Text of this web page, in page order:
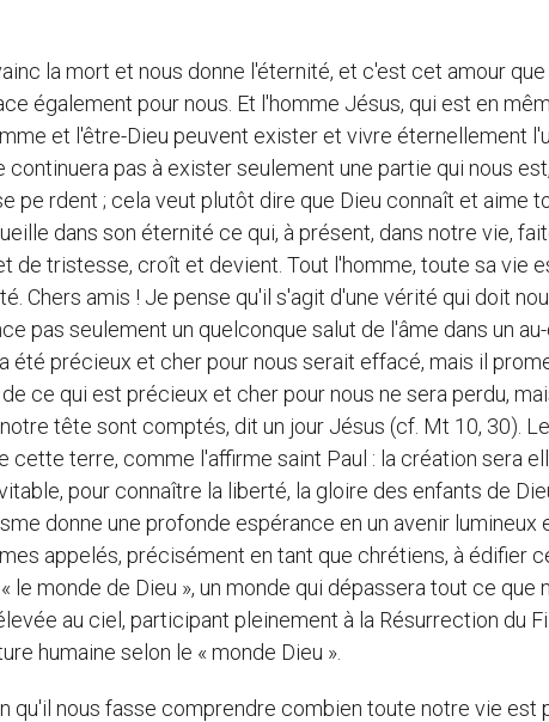
la mort et nous donne l'éternité, et c'est cet amour
également pour nous. Et l'homme Jésus, qui est en
et l'être-Dieu peuvent exister et vivre éternellement
continuera pas à exister seulement une partie qui nous
pe rdent ; cela veut plutôt dire que Dieu connaît et aime
dans son éternité ce qui, à présent, dans notre vie,
de tristesse, croît et devient. Tout l'homme, toute sa vie
Chers amis ! Je pense qu'il s'agit d'une vérité qui doit
pas seulement un quelconque salut de l'âme dans un
été précieux et cher pour nous serait effacé, mais il
ce qui est précieux et cher pour nous ne sera perdu,
tête sont comptés, dit un jour Jésus (cf. Mt 10, 30).
cette terre, comme l'affirme saint Paul : la création sera
pour connaître la liberté, la gloire des enfants de
donne une profonde espérance en un avenir lumineux
appelés, précisément en tant que chrétiens, à édifier
le monde de Dieu », un monde qui dépassera tout ce
au ciel, participant pleinement à la Résurrection du
humaine selon le « monde Dieu ».
qu'il nous fasse comprendre combien toute notre vie est